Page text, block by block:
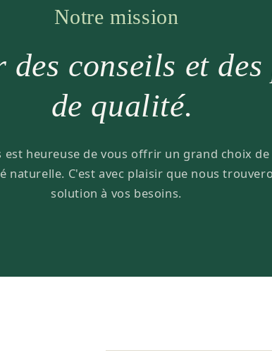
Notre mission
conseils et
de qualité.
heureuse de vous offrir un grand choix de
naturelle. C'est avec plaisir que nous
solution à vos besoins.